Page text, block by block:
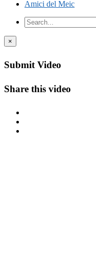
Amici del Meic
×
Submit Video
Share this video